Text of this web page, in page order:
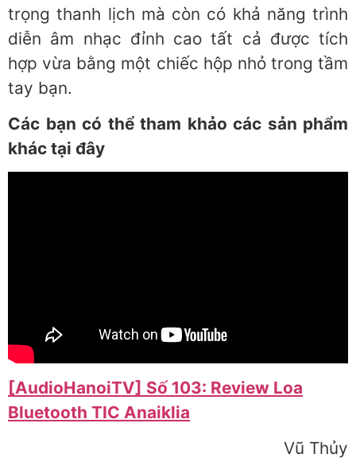
trọng thanh lịch mà còn có khả năng trình
diễn âm nhạc đỉnh cao tất cả được tích
hợp vừa bằng một chiếc hộp nhỏ trong tầm
tay bạn.
Các bạn có thể tham khảo các sản phẩm
khác tại đây
[AudioHanoiTV] Số 103: Review Loa
Bluetooth TIC Anaiklia
Vũ Thủy